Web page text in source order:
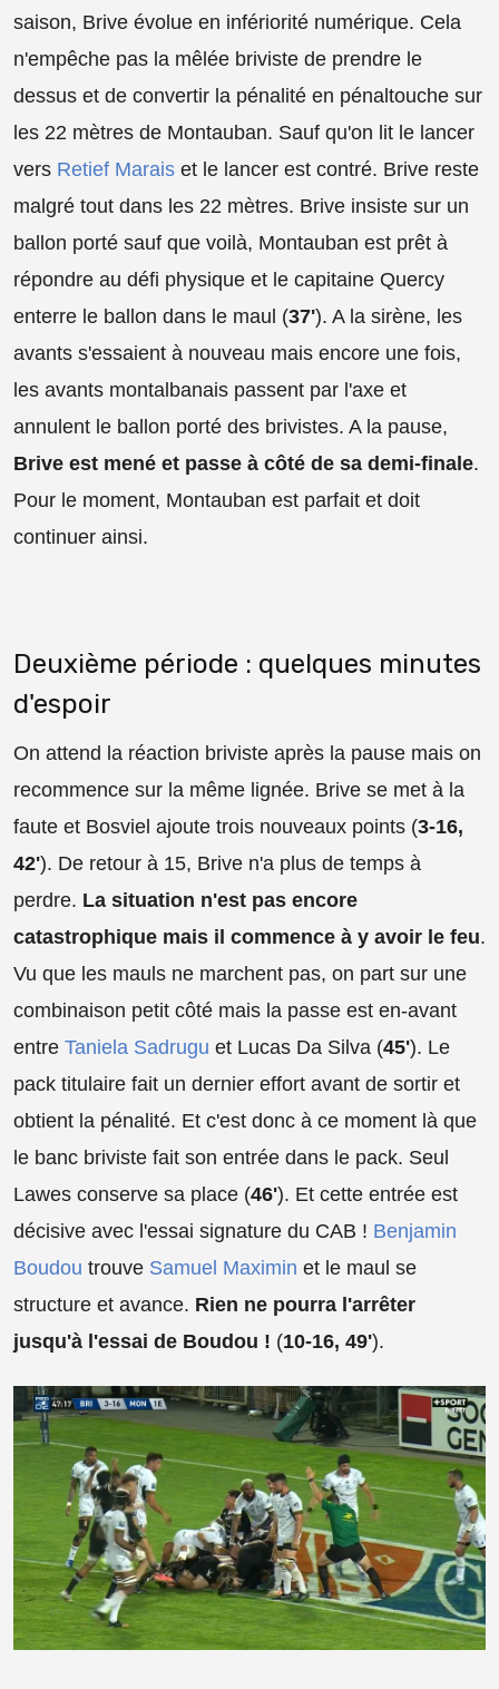
saison, Brive évolue en infériorité numérique. Cela
n'empêche pas la mêlée briviste de prendre le
dessus et de convertir la pénalité en pénaltouche sur
les 22 mètres de Montauban. Sauf qu'on lit le lancer
vers Retief Marais et le lancer est contré. Brive reste
malgré tout dans les 22 mètres. Brive insiste sur un
ballon porté sauf que voilà, Montauban est prêt à
répondre au défi physique et le capitaine Quercy
enterre le ballon dans le maul (37'). A la sirène, les
avants s'essaient à nouveau mais encore une fois,
les avants montalbanais passent par l'axe et
annulent le ballon porté des brivistes. A la pause,
Brive est mené et passe à côté de sa demi-finale.
Pour le moment, Montauban est parfait et doit
continuer ainsi.
Deuxième période : quelques minutes
d'espoir
On attend la réaction briviste après la pause mais on
recommence sur la même lignée. Brive se met à la
faute et Bosviel ajoute trois nouveaux points (3-16,
42'). De retour à 15, Brive n'a plus de temps à
perdre. La situation n'est pas encore
catastrophique mais il commence à y avoir le feu.
Vu que les mauls ne marchent pas, on part sur une
combinaison petit côté mais la passe est en-avant
entre Taniela Sadrugu et Lucas Da Silva (45'). Le
pack titulaire fait un dernier effort avant de sortir et
obtient la pénalité. Et c'est donc à ce moment là que
le banc briviste fait son entrée dans le pack. Seul
Lawes conserve sa place (46'). Et cette entrée est
décisive avec l'essai signature du CAB ! Benjamin
Boudou trouve Samuel Maximin et le maul se
structure et avance. Rien ne pourra l'arrêter
jusqu'à l'essai de Boudou ! (10-16, 49').